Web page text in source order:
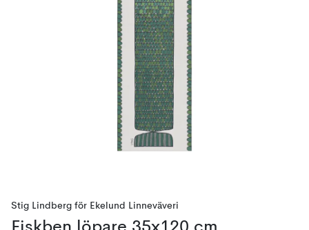
Stig Lindberg för Ekelund Linneväveri